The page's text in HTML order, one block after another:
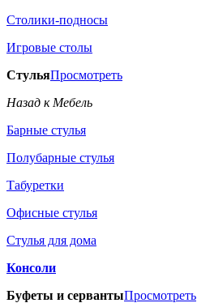
Столики-подносы
Игровые столы
СтульяПросмотреть
Назад к Мебель
Барные стулья
Полубарные стулья
Табуретки
Офисные стулья
Стулья для дома
Консоли
Буфеты и сервантыПросмотреть